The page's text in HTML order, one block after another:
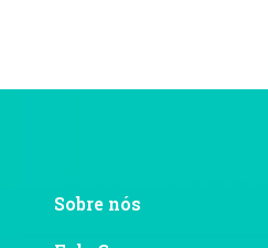
Sobre nós